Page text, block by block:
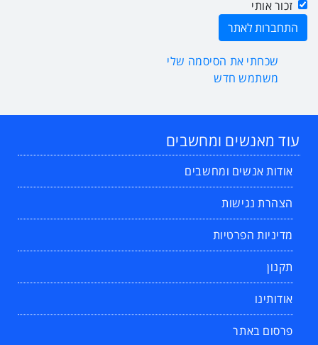
זכור אותי
שכחתי את הסיסמה שלי
משתמש חדש
עוד מאנשים ומחשבים
אודות אנשים ומחשבים
הצהרת נגישות
מדיניות הפרטיות
תקנון
אודותינו
פרסום באתר